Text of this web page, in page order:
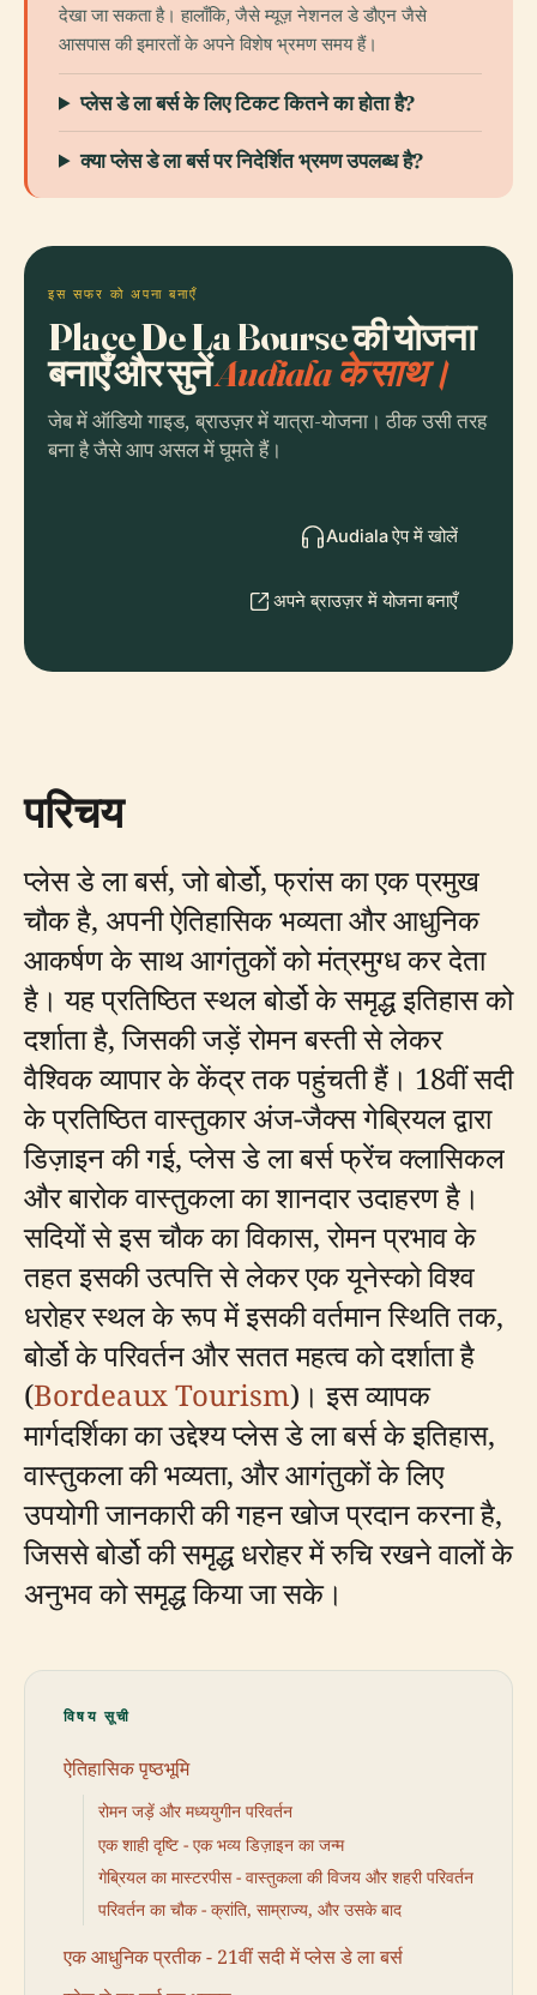
देखा जा सकता है। हालाँकि, जैसे म्यूज़ नेशनल डे डौएन जैसे
आसपास की इमारतों के अपने विशेष भ्रमण समय हैं।
प्लेस डे ला बर्स के लिए टिकट कितने का होता है?
क्या प्लेस डे ला बर्स पर निदेर्शित भ्रमण उपलब्ध है?
इस सफर को अपना बनाएँ
Place De La Bourse की योजना
बनाएँ और सुनेंAudiala के साथ।
जेब में ऑडियो गाइड, ब्राउज़र में यात्रा-योजना। ठीक उसी तरह
बना है जैसे आप असल में घूमते हैं।
Audiala ऐप में खोलें
अपने ब्राउज़र में योजना बनाएँ
परिचय
प्लेस डे ला बर्स, जो बोर्डो, फ्रांस का एक प्रमुख
चौक है, अपनी ऐतिहासिक भव्यता और आधुनिक
आकर्षण के साथ आगंतुकों को मंत्रमुग्ध कर देता
है। यह प्रतिष्ठित स्थल बोर्डो के समृद्ध इतिहास को
दर्शाता है, जिसकी जड़ें रोमन बस्ती से लेकर
वैश्विक व्यापार के केंद्र तक पहुंचती हैं। 18वीं सदी
के प्रतिष्ठित वास्तुकार अंज-जैक्स गेब्रियल द्वारा
डिज़ाइन की गई, प्लेस डे ला बर्स फ्रेंच क्लासिकल
और बारोक वास्तुकला का शानदार उदाहरण है।
सदियों से इस चौक का विकास, रोमन प्रभाव के
तहत इसकी उत्पत्ति से लेकर एक यूनेस्को विश्व
धरोहर स्थल के रूप में इसकी वर्तमान स्थिति तक,
बोर्डो के परिवर्तन और सतत महत्व को दर्शाता है
(Bordeaux Tourism)। इस व्यापक
मार्गदर्शिका का उद्देश्य प्लेस डे ला बर्स के इतिहास,
वास्तुकला की भव्यता, और आगंतुकों के लिए
उपयोगी जानकारी की गहन खोज प्रदान करना है,
जिससे बोर्डो की समृद्ध धरोहर में रुचि रखने वालों के
अनुभव को समृद्ध किया जा सके।
विषय सूची
ऐतिहासिक पृष्ठभूमि
रोमन जड़ें और मध्ययुगीन परिवर्तन
एक शाही दृष्टि - एक भव्य डिज़ाइन का जन्म
गेब्रियल का मास्टरपीस - वास्तुकला की विजय और शहरी परिवर्तन
परिवर्तन का चौक - क्रांति, साम्राज्य, और उसके बाद
एक आधुनिक प्रतीक - 21वीं सदी में प्लेस डे ला बर्स